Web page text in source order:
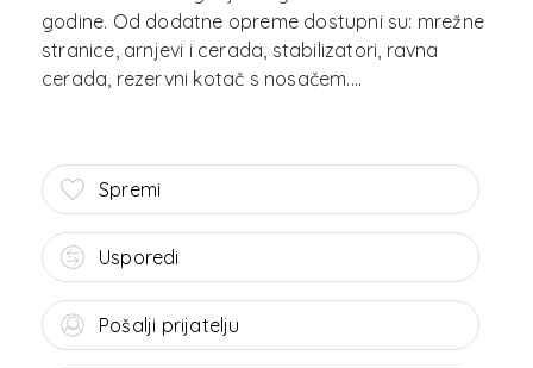
godine. Od dodatne opreme dostupni su: mrežne
stranice, arnjevi i cerada, stabilizatori, ravna
Spremi
Usporedi
Pošalji prijatelju